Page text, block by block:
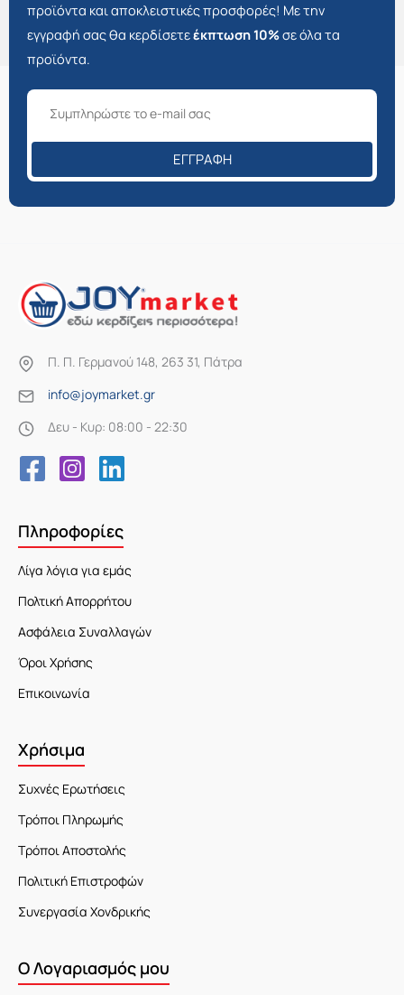
προϊόντα και αποκλειστικές προσφορές! Με την
εγγραφή σας θα κερδίσετεέκπτωση 10%σε όλα τα
προϊόντα.
ΕΓΓΡΑΦΉ
Π. Π. Γερμανού 148, 263 31, Πάτρα
info@joymarket.gr
Δευ - Κυρ: 08:00 - 22:30
Πληροφορίες
Λίγα λόγια για εμάς
Πολτική Απορρήτου
Ασφάλεια Συναλλαγών
Όροι Χρήσης
Επικοινωνία
Χρήσιμα
Συχνές Ερωτήσεις
Τρόποι Πληρωμής
Τρόποι Αποστολής
Πολιτική Επιστροφών
Συνεργασία Χονδρικής
Ο Λογαριασμός μου